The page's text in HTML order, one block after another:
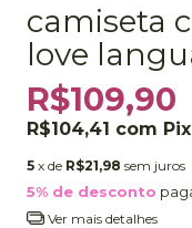
camiseta
love
R$109,90
R$104,41 com Pix
5 x de R$21,98 sem juros
5% de desconto
Ver mais detalhes